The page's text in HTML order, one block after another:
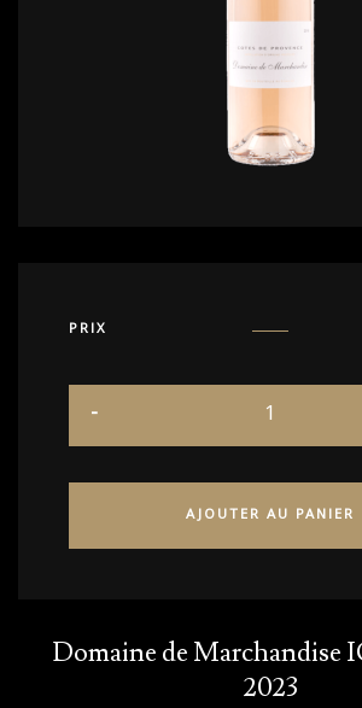
PRIX
AJOUTER AU PANIER
Domaine de Marchandise
2023